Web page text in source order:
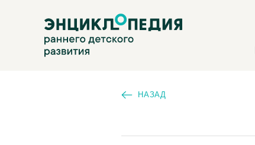
основному
содержанию
Энциклопедия раннего детского развития
НАЗАД